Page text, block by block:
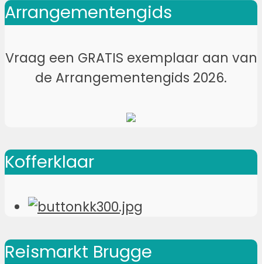
Arrangementengids
Vraag een GRATIS exemplaar aan van
de Arrangementengids 2026.
Kofferklaar
Reismarkt Brugge